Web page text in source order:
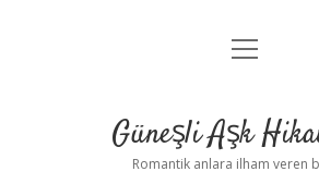
Anasayfa
Yasal Uyarı
menüyü
Güneşli Aşk
Romantik anlara ilham veren